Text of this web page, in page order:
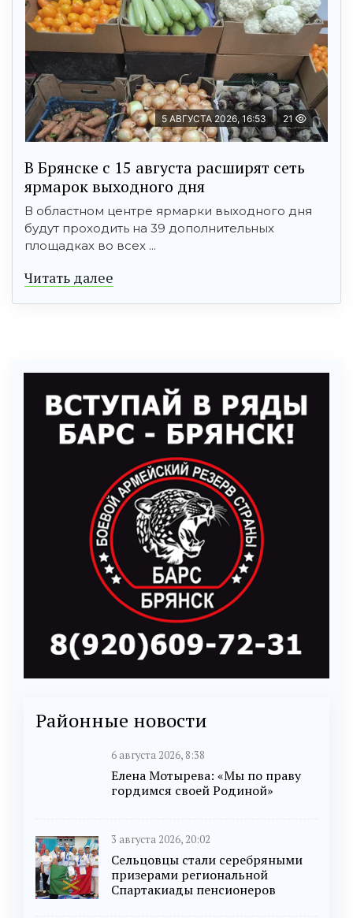
5 АВГУСТА 2026, 16:53 21
В Брянске с 15 августа расширят сеть
ярмарок выходного дня
В областном центре ярмарки выходного дня
будут проходить на 39 дополнительных
площадках во всех ...
Читать далее
Районные новости
6 августа 2026, 8:38
Елена Мотырева: «Мы по праву
гордимся своей Родиной»
3 августа 2026, 20:02
Сельцовцы стали серебряными
призерами региональной
Спартакиады пенсионеров